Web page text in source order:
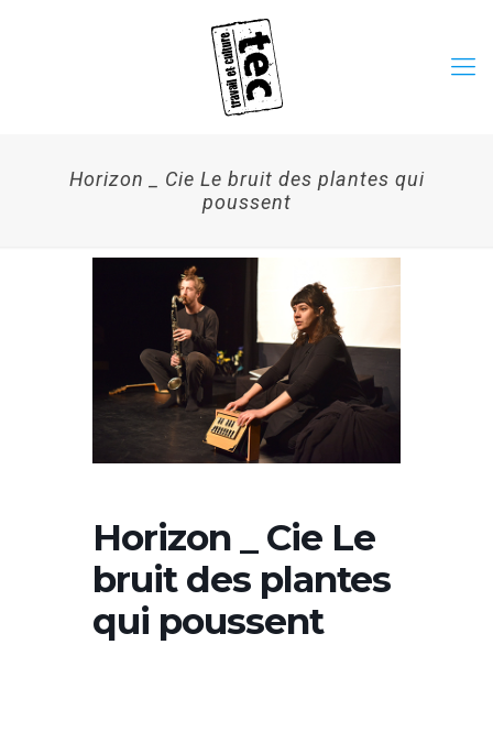
Horizon _ Cie Le bruit des plantes qui
poussent
Horizon _ Cie Le
bruit des plantes
qui poussent